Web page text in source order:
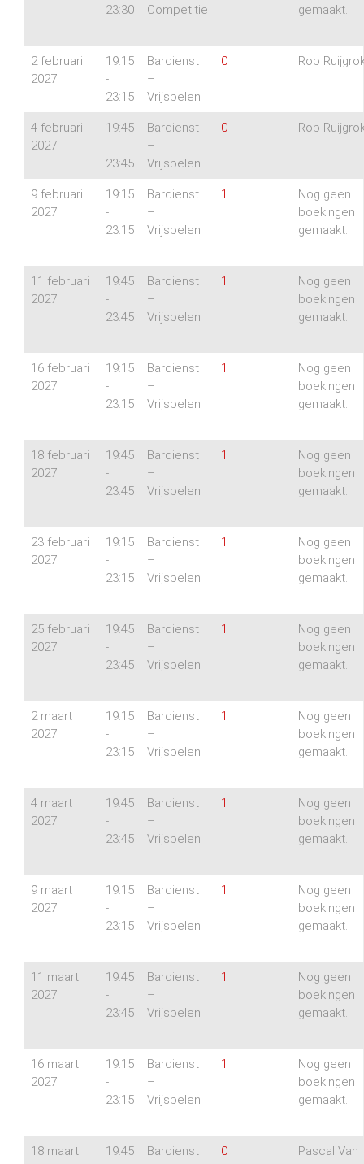
23:30
Competitie
gemaakt.
2 februari
2027
19:15
-
23:15
Bardienst
–
Vrijspelen
0 Rob
4 februari
2027
19:45
-
23:45
Bardienst
–
Vrijspelen
0 Rob
9 februari
2027
19:15
-
23:15
Bardienst
–
Vrijspelen
1
Nog geen
boekingen
gemaakt.
11 februari
2027
19:45
-
23:45
Bardienst
–
Vrijspelen
1
Nog geen
boekingen
gemaakt.
16 februari
2027
19:15
-
23:15
Bardienst
–
Vrijspelen
1
Nog geen
boekingen
gemaakt.
18 februari
2027
19:45
-
23:45
Bardienst
–
Vrijspelen
1
Nog geen
boekingen
gemaakt.
23 februari
2027
19:15
-
23:15
Bardienst
–
Vrijspelen
1
Nog geen
boekingen
gemaakt.
25 februari
2027
19:45
-
23:45
Bardienst
–
Vrijspelen
1
Nog geen
boekingen
gemaakt.
2 maart
2027
19:15
-
23:15
Bardienst
–
Vrijspelen
1
Nog geen
boekingen
gemaakt.
4 maart
2027
19:45
-
23:45
Bardienst
–
Vrijspelen
1
Nog geen
boekingen
gemaakt.
9 maart
2027
19:15
-
23:15
Bardienst
–
Vrijspelen
1
Nog geen
boekingen
gemaakt.
11 maart
2027
19:45
-
23:45
Bardienst
–
Vrijspelen
1
Nog geen
boekingen
gemaakt.
16 maart
2027
19:15
-
23:15
Bardienst
–
Vrijspelen
1
Nog geen
boekingen
gemaakt.
18 maart
19:45
Bardienst
0
Pascal Van